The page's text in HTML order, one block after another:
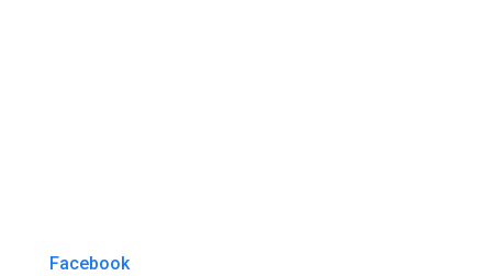
Facebook